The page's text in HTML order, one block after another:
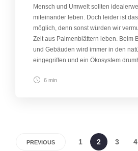
Mensch und Umwelt sollten
miteinander leben. Doch leider ist
möglich, denn sonst würden wir
Zelt aus Palmenblättern leben. Beim
und Gebäuden wird immer in den
eingegriffen und ein Ökosystem
6 min
PREVIOUS 1 2 3 4